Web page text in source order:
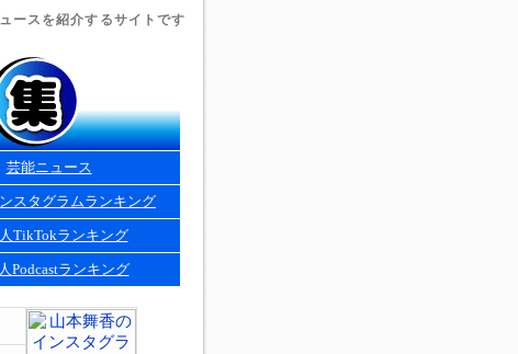
ースを紹介するサイトです
芸能ニュース
スタグラムランキング
TikTokランキング
Podcastランキング